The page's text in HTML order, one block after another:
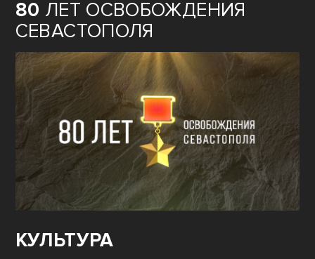
80 ЛЕТ ОСВОБОЖДЕНИЯ
СЕВАСТОПОЛЯ
КУЛЬТУРА